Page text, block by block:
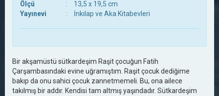
Ölçü
:
13,5 x 19,5 cm
Yayınevi
: İnkılap ve Aka Kitabevleri
Bir akşamüstü sütkardeşim Raşit çocuğun Fatih
Çarşambasındaki evine uğramıştım. Raşit çocuk dediğime
bakıp da onu sahici çocuk zannetmemeli. Bu, ona ailece
takılmış bir addır. Kendisi tam altmış yaşındadır. Sütkardeşim